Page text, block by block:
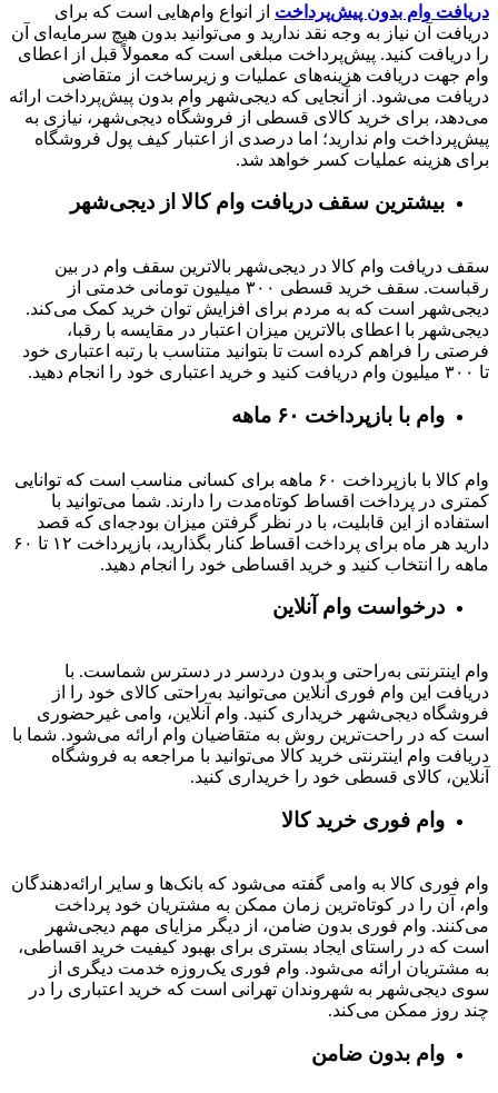
دریافت وام بدون پیش‌پرداخت از انواع وام‌هایی است که برای
دریافت آن نیاز به وجه نقد ندارید و می‌توانید بدون هیچ سرمایه‌ای آن
را دریافت کنید. پیش‌پرداخت مبلغی است که معمولاً قبل از اعطای
وام جهت دریافت هزینه‌های عملیات و زیرساخت از متقاضی
دریافت می‌شود. از آنجایی که دیجی‌شهر وام بدون پیش‌پرداخت ارائه
می‌دهد، برای خرید کالای قسطی از فروشگاه دیجی‌شهر، نیازی به
پیش‌پرداخت وام ندارید؛ اما درصدی از اعتبار کیف پول فروشگاه
برای هزینه عملیات کسر خواهد شد.
بیشترین سقف دریافت وام کالا از دیجی‌شهر
سقف دریافت وام کالا در دیجی‌شهر بالاترین سقف وام در بین
رقباست. سقف خرید قسطی ۳۰۰ میلیون تومانی خدمتی از
دیجی‌شهر است که به مردم برای افزایش توان خرید کمک می‌کند.
دیجی‌شهر با اعطای بالاترین میزان اعتبار در مقایسه با رقبا،
فرصتی را فراهم کرده است تا بتوانید متناسب با رتبه اعتباری خود
تا ۳۰۰ میلیون وام دریافت کنید و خرید اعتباری خود را انجام دهید.
وام با بازپرداخت ۶۰ ماهه
وام کالا با بازپرداخت ۶۰ ماهه برای کسانی مناسب است که توانایی
کمتری در پرداخت اقساط کوتاه‌مدت را دارند. شما می‌توانید با
استفاده از این قابلیت، با در نظر گرفتن میزان بودجه‌ای که قصد
دارید هر ماه برای پرداخت اقساط کنار بگذارید، بازپرداخت ۱۲ تا ۶۰
ماهه را انتخاب کنید و خرید اقساطی خود را انجام دهید.
درخواست وام آنلاین
وام اینترنتی به‌راحتی و بدون دردسر در دسترس شماست. با
دریافت این وام فوری آنلاین می‌توانید به‌راحتی کالای خود را از
فروشگاه دیجی‌شهر خریداری کنید. وام آنلاین، وامی غیرحضوری
است که در راحت‌ترین روش به متقاضیان وام ارائه می‌شود. شما با
دریافت وام اینترنتی خرید کالا می‌توانید با مراجعه به فروشگاه
آنلاین، کالای قسطی خود را خریداری کنید.
وام فوری خرید کالا
وام فوری کالا به وامی گفته می‌شود که بانک‌ها و سایر ارائه‌دهندگان
وام، آن را در کوتاه‌ترین زمان ممکن به مشتریان خود پرداخت
می‌کنند. وام فوری بدون ضامن، از دیگر مزایای مهم دیجی‌شهر
است که در راستای ایجاد بستری برای بهبود کیفیت خرید اقساطی،
به مشتریان ارائه می‌شود. وام فوری یک‌روزه خدمت دیگری از
سوی دیجی‌شهر به شهروندان تهرانی است که خرید اعتباری را در
چند روز ممکن می‌کند.
وام بدون ضامن